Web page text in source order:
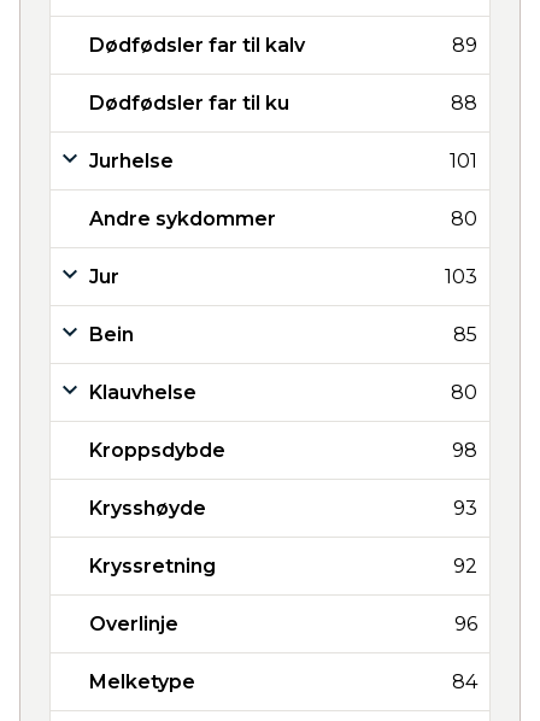
Dødfødsler far til kalv 89
Dødfødsler far til ku 88
Jurhelse 101
Andre sykdommer 80
Jur 103
Bein 85
Klauvhelse 80
Kroppsdybde 98
Krysshøyde 93
Kryssretning 92
Overlinje 96
Melketype 84